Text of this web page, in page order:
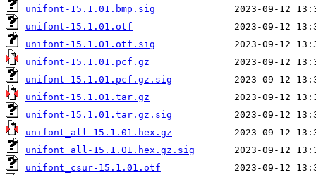
unifont-15.1.01.bmp.sig
unifont-15.1.01.otf
unifont-15.1.01.otf.sig
unifont-15.1.01.pcf.gz
unifont-15.1.01.pcf.gz.sig
unifont-15.1.01.tar.gz
unifont-15.1.01.tar.gz.sig
unifont_all-15.1.01.hex.gz
unifont_all-15.1.01.hex.gz.sig
unifont_csur-15.1.01.otf